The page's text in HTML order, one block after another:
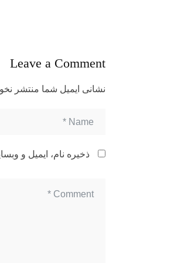
Leave a Comment
نشانی ایمیل شما منتشر
ذخیره نام، ایمیل و